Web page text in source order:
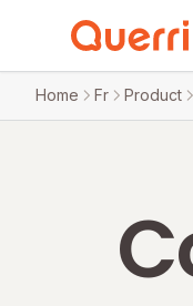
Skip to content
Home Fr Product